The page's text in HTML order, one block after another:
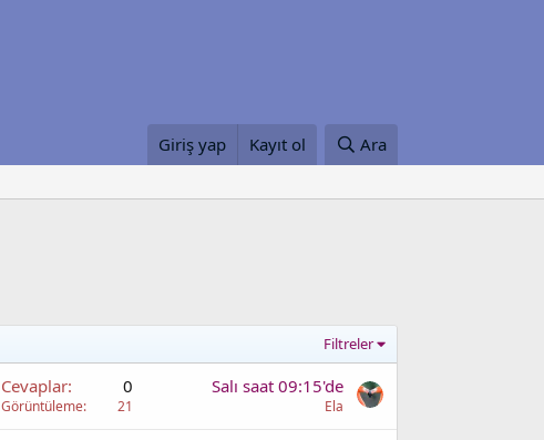
Giriş yap Kayıt ol Ara
Filtreler
Cevaplar 0
Görüntüleme 21
Salı saat 09:15'de
Ela